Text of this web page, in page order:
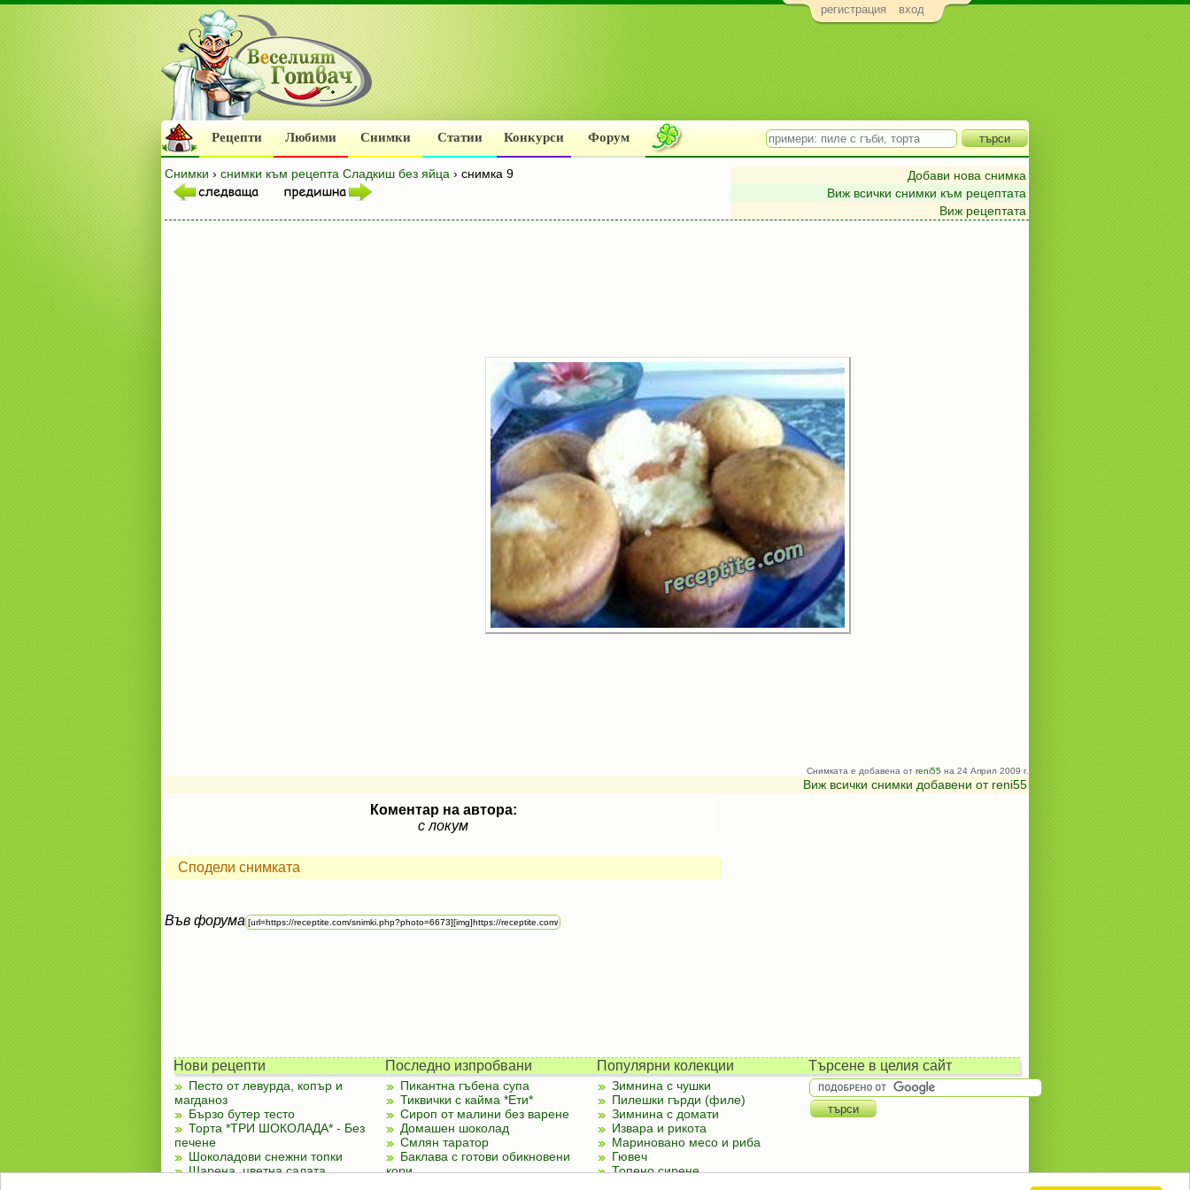
регистрация вход
Рецепти Любими Снимки Статии Конкурси Форум
Снимки › снимки към рецепта Сладкиш без яйца › снимка 9
Добави нова снимка
Виж всички снимки към рецептата
Виж рецептата
Снимката е добавена от reni55 на 24 Април 2009 г.
Виж всички снимки добавени от reni55
Коментар на автора:
с локум
Сподели снимката
Във форума
Нови рецепти
Песто от левурда, копър и
магданоз
Бързо бутер тесто
Торта *ТРИ ШОКОЛАДА* - Без
печене
Шоколадови снежни топки
Шарена, цветна салата
Последно изпробвани
Пикантна гъбена супа
Тиквички с кайма *Ети*
Сироп от малини без варене
Домашен шоколад
Смлян таратор
Баклава с готови обикновени
кори
Популярни колекции
Зимнина с чушки
Пилешки гърди (филе)
Зимнина с домати
Извара и рикота
Мариновано месо и риба
Гювеч
Топено сирене
Търсене в целия сайт